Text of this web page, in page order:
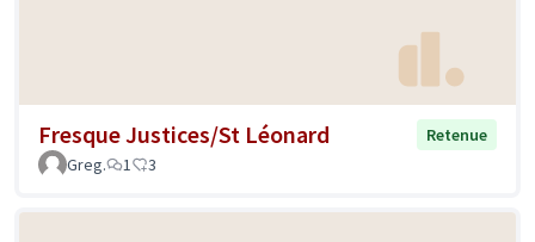
Fresque Justices/St Léonard
Retenue
Greg.
1 3